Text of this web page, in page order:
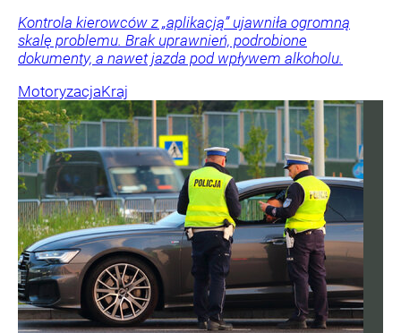
Kontrola kierowców z „aplikacją” ujawniła ogromną
skalę problemu. Brak uprawnień, podrobione
dokumenty, a nawet jazda pod wpływem alkoholu.
MotoryzacjaKraj